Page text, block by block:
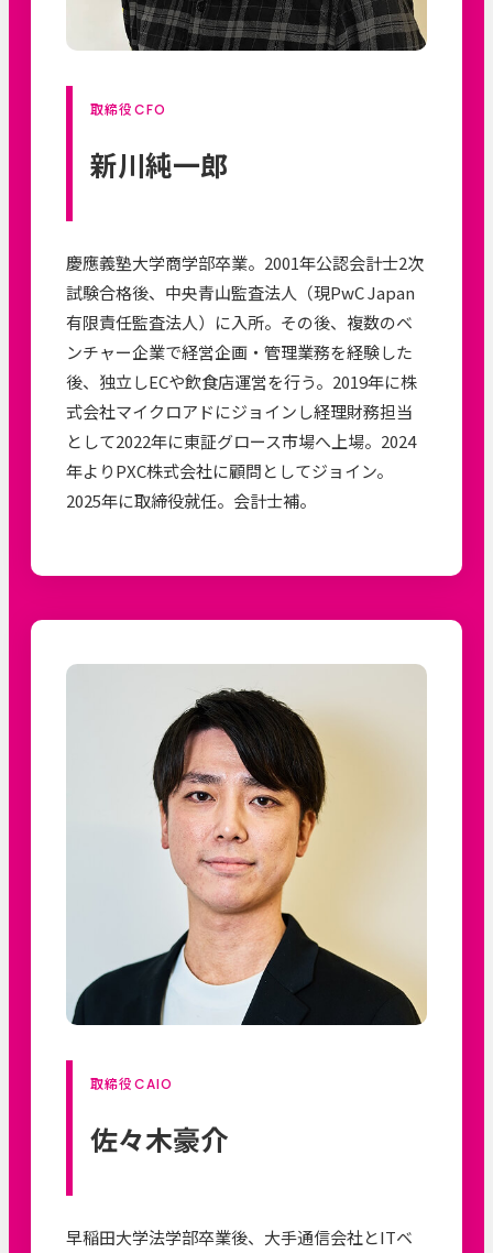
取締役CFO
新川純一郎
慶應義塾大学商学部卒業。2001年公認会計士2次
試験合格後、中央青山監査法人（現PwC Japan
有限責任監査法人）に入所。その後、複数のベ
ンチャー企業で経営企画・管理業務を経験した
後、独立しECや飲食店運営を行う。2019年に株
式会社マイクロアドにジョインし経理財務担当
として2022年に東証グロース市場へ上場。2024
年よりPXC株式会社に顧問としてジョイン。
2025年に取締役就任。会計士補。
取締役CAIO
佐々木豪介
早稲田大学法学部卒業後、大手通信会社とITベ